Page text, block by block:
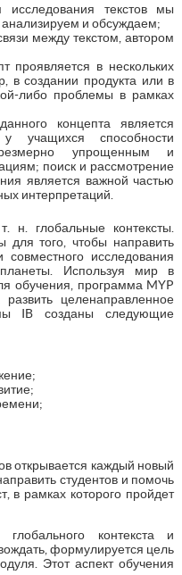
исследования текстов мы
и обсуждаем;
между текстом, автором
проявляется в нескольких
в создании продукта или в
либо проблемы в рамках
концепта является
учащихся способности
упрощенным и
поиск и рассмотрение
является важной частью
интерпретаций.
н. глобальные контексты.
для того, чтобы направить
исследования
Используя мир в
обучения, программа MYP
целенаправленное
IB созданы следующие
открывается каждый новый
студентов и помочь
в рамках которого пройдет
контекста и
формулируется цель
Этот аспект обучения